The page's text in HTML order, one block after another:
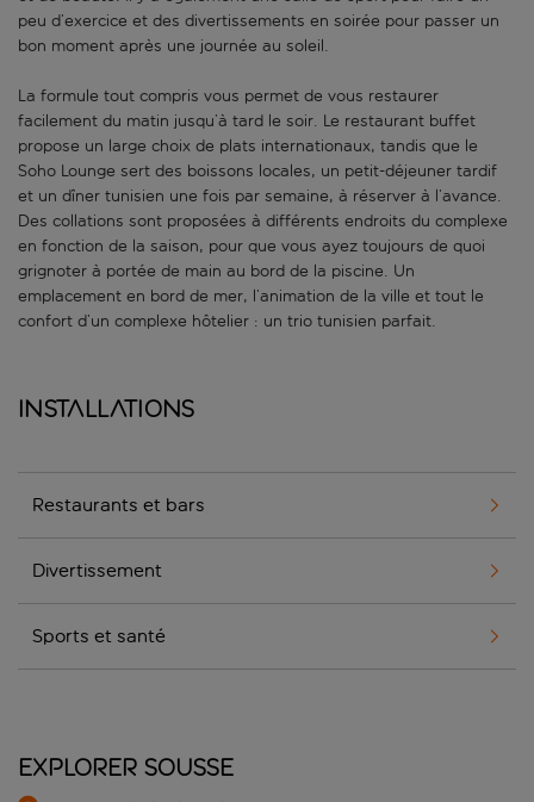
peu d’exercice et des divertissements en soirée pour passer un
bon moment après une journée au soleil.
La formule tout compris vous permet de vous restaurer
facilement du matin jusqu’à tard le soir. Le restaurant buffet
propose un large choix de plats internationaux, tandis que le
Soho Lounge sert des boissons locales, un petit-déjeuner tardif
et un dîner tunisien une fois par semaine, à réserver à l’avance.
Des collations sont proposées à différents endroits du complexe
en fonction de la saison, pour que vous ayez toujours de quoi
grignoter à portée de main au bord de la piscine. Un
emplacement en bord de mer, l’animation de la ville et tout le
confort d’un complexe hôtelier : un trio tunisien parfait.
Installations
Restaurants et bars
Divertissement
Sports et santé
Explorer Sousse